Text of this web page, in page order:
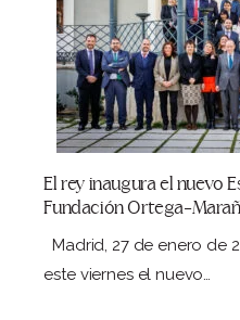
El rey inaugura el nuevo
Fundación Ortega-
Madrid, 27 de enero de
este viernes el nuevo…